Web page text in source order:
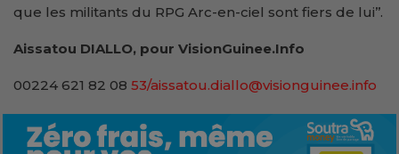
que les militants du RPG Arc-en-ciel sont fiers de lui’’.
Aissatou DIALLO, pour VisionGuinee.Info
00224 621 82 08 53/aissatou.diallo@visionguinee.info